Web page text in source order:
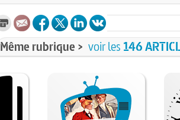
Même rubrique > voir les 146